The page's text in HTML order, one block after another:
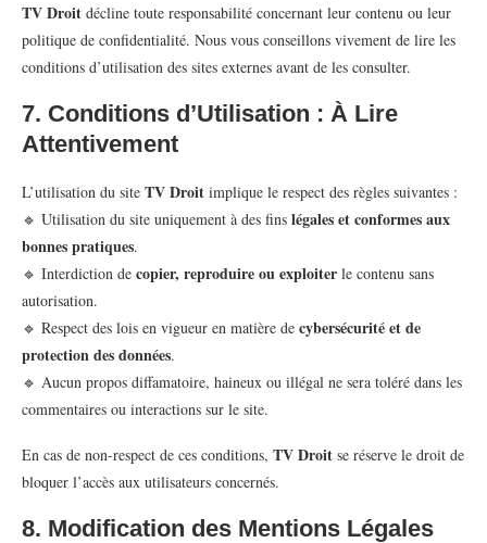
TV Droit décline toute responsabilité concernant leur contenu ou leur
politique de confidentialité. Nous vous conseillons vivement de lire les
conditions d’utilisation des sites externes avant de les consulter.
7. Conditions d’Utilisation : À Lire
Attentivement
L’utilisation du site TV Droit implique le respect des règles suivantes :
🔹 Utilisation du site uniquement à des fins légales et conformes aux
bonnes pratiques.
🔹 Interdiction de copier, reproduire ou exploiter le contenu sans
autorisation.
🔹 Respect des lois en vigueur en matière de cybersécurité et de
protection des données.
🔹 Aucun propos diffamatoire, haineux ou illégal ne sera toléré dans les
commentaires ou interactions sur le site.
En cas de non-respect de ces conditions, TV Droit se réserve le droit de
bloquer l’accès aux utilisateurs concernés.
8. Modification des Mentions Légales